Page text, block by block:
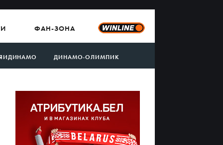
ФАН-ЗОНА
ДИНАМО-ОЛИМПИК